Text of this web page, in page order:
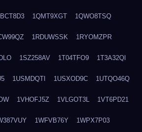
1QMT9XGT 1QWO8TSQ
1RDUWSSK 1RYOMZPR
1SZ258AV 1T04TFO9 1T3A32QI
1USMDQTI 1USXOD9C 1UTQO46Q
1VHOFJ5Z 1VLGOT3L 1VT6PD21
1WFVB76Y 1WPX7P03